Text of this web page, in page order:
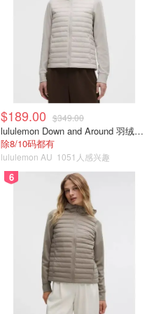
$189.00 $349.00
lululemon Down and Around 羽绒夹克
除8/10码都有
lululemon AU 1051人感兴趣
6